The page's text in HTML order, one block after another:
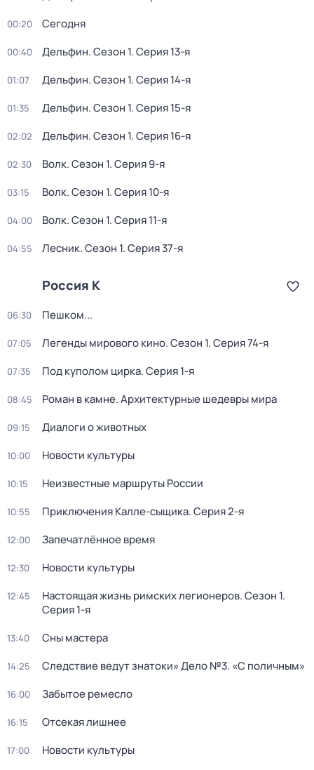
00:20 Сегодня
00:40 Дельфин. Сезон 1. Серия 13-я
01:07 Дельфин. Сезон 1. Серия 14-я
01:35 Дельфин. Сезон 1. Серия 15-я
02:02 Дельфин. Сезон 1. Серия 16-я
02:30 Волк. Сезон 1. Серия 9-я
03:15 Волк. Сезон 1. Серия 10-я
04:00 Волк. Сезон 1. Серия 11-я
04:55 Лесник. Сезон 1. Серия 37-я
Россия К
06:30 Пешком...
07:05 Легенды мирового кино. Сезон 1. Серия 74-я
07:35 Под куполом цирка. Серия 1-я
08:45 Роман в камне. Архитектурные шедевры мира
09:15 Диалоги о животных
10:00 Новости культуры
10:15 Неизвестные маршруты России
10:55 Приключения Калле-сыщика. Серия 2-я
12:00 Запечатлённое время
12:30 Новости культуры
12:45 Настоящая жизнь римских легионеров. Сезон 1.
Серия 1-я
13:40 Сны мастера
14:25 Следствие ведут знатоки» Дело №3. «С поличным»
16:00 Забытое ремесло
16:15 Отсекая лишнее
17:00 Новости культуры